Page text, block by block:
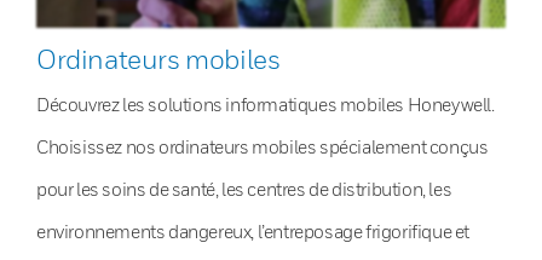
Ordinateurs mobiles
Découvrez les solutions informatiques mobiles Honeywell.
Choisissez nos ordinateurs mobiles spécialement conçus
pour les soins de santé, les centres de distribution, les
environnements dangereux, l’entreposage frigorifique et